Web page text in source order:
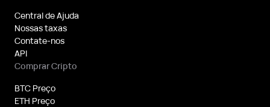
Central de Ajuda
Nossas taxas
Contate-nos
API
Comprar Cripto
BTC Preço
ETH Preço